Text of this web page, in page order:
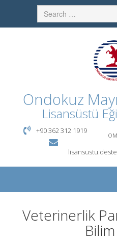
Ondokuz
Lisansüstü
+90 362 312 1919
Veterinerlik